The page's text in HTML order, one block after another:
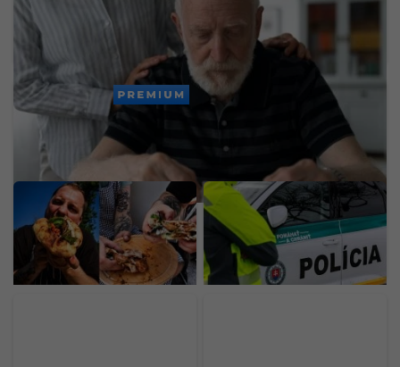
Chceš sa vyhnúť demencii v starobe? Zmenou
troch návykov medzi 45. a 65. rokom získaš vyše
dekádu zdravého života
PREMIUM
Mladý Ukrajinec otvoril v
Bratislave nový street
food za 30-tisíc eur. Prax
získal v michelinských
reštauráciách
Polícia vypátrala oboch
17-ročných mladíkov. Sú
podozriví z útoku na
taxikára